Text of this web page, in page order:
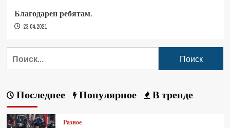
Благодарен ребятам.
23.04.2021
Последнее Популярное В тренде
Разное